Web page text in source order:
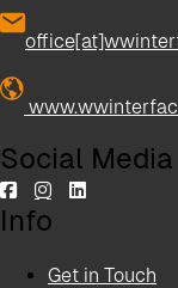
Social Media
Info
Get in Touch